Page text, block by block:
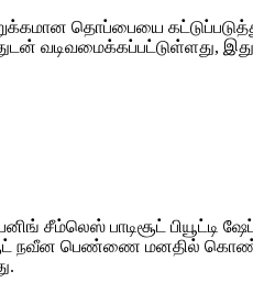
தொப்பையை
வடிவமைக்கப்பட்டுள்ளது,
சீம்லெஸ் பாடிசூட் பியூட்டி
நவீன பெண்ணை மனதில்